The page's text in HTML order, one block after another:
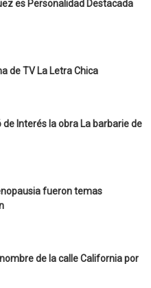
es Personalidad Destacada
de TV La Letra Chica
de Interés la obra La barbarie de
fueron temas
de la calle California por